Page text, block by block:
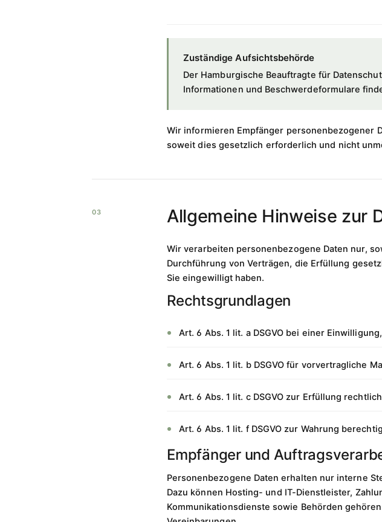
Zuständige Aufsichtsbehörde
Der Hamburgische Beauftragte für
Informationen und Beschwerdeformulare
Wir informieren Empfänger personenbezogener
soweit dies gesetzlich erforderlich und nicht
03 Allgemeine Hinweise zur
Wir verarbeiten personenbezogene Daten nur,
Durchführung von Verträgen, die Erfüllung
Sie eingewilligt haben.
Rechtsgrundlagen
Art. 6 Abs. 1 lit. a DSGVO bei einer Einwilligung,
Art. 6 Abs. 1 lit. b DSGVO für vorvertragliche
Art. 6 Abs. 1 lit. c DSGVO zur Erfüllung
Art. 6 Abs. 1 lit. f DSGVO zur Wahrung
Empfänger und
Personenbezogene Daten erhalten nur interne
Dazu können Hosting- und IT-Dienstleister,
Kommunikationsdienste sowie Behörden